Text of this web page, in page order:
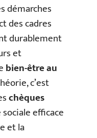
démarches
des cadres
durablement
et
bien-être au
c’est
chèques
efficace
et la